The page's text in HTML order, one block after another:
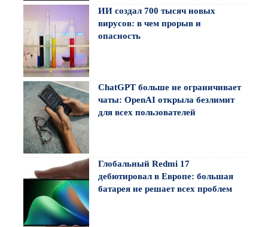
ИИ создал 700 тысяч новых
вирусов: в чем прорыв и
опасность
ChatGPT больше не ограничивает
чаты: OpenAI открыла безлимит
для всех пользователей
Глобальный Redmi 17
дебютировал в Европе: большая
батарея не решает всех проблем